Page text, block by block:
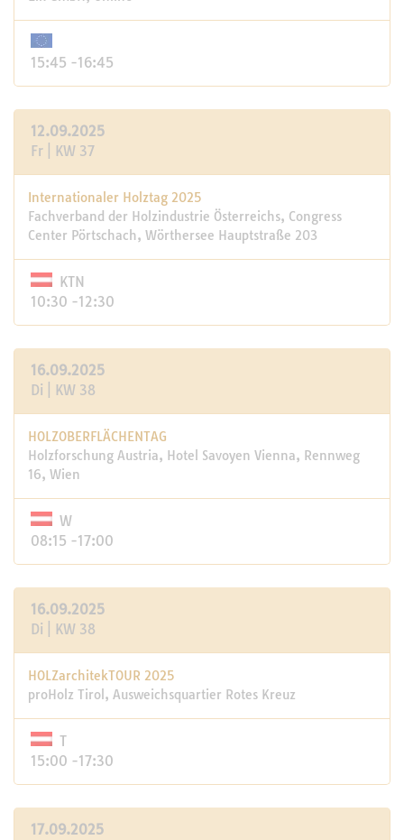
15:45 -16:45
12.09.2025
Fr | KW 37
Internationaler Holztag 2025
Fachverband der Holzindustrie Österreichs, Congress
Center Pörtschach, Wörthersee Hauptstraße 203
KTN
10:30 -12:30
16.09.2025
Di | KW 38
HOLZOBERFLÄCHENTAG
Holzforschung Austria, Hotel Savoyen Vienna, Rennweg
16, Wien
W
08:15 -17:00
16.09.2025
Di | KW 38
HOLZarchitekTOUR 2025
proHolz Tirol, Ausweichsquartier Rotes Kreuz
T
15:00 -17:30
17.09.2025